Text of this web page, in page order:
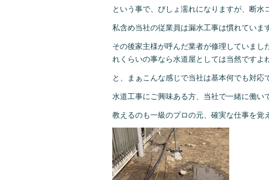
という事で、びしょ濡れになりますが、断水
私含め当社の従業員は漏水工事は慣れていま
その後家主様が呼んだ業者が修理していまし
れくらいの事なら水道屋としては当然ですよ
と、まぁこんな感じで当社は基本何でも対応
水道工事にご興味ある方、当社で一緒に働い
教えるのも一級のプロの元、確実な仕事を覚